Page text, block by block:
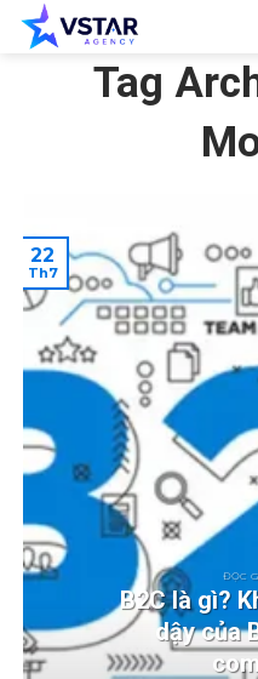
Skip
Tag
ĐỌC
B2C là gì?
dậy của
22
Th7